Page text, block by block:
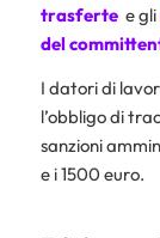
trasferte e gli
del
I datori di
l’obbligo di
sanzioni
e i 1500 euro.